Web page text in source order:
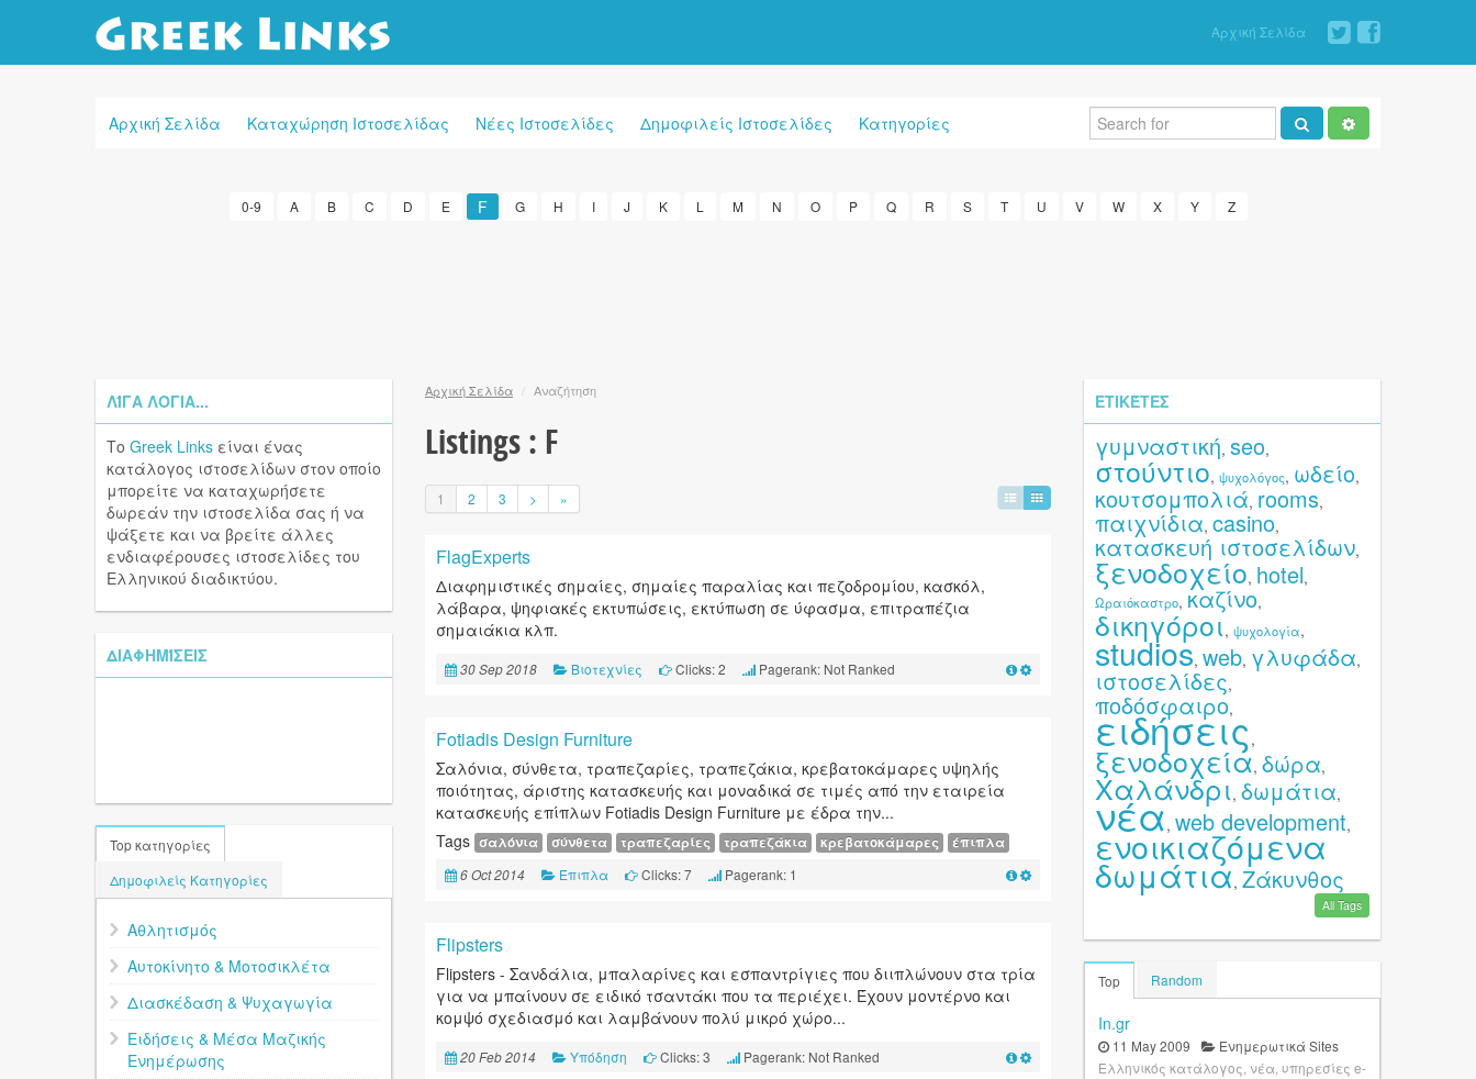
Αρχική Σελίδα
Αρχική Σελίδα Καταχώρηση Ιστοσελίδας Νέες Ιστοσελίδες Δημοφιλείς Ιστοσελίδες Κατηγορίες
0-9 A B C D E F G H I J K L M N O P Q R S T U V W X Y Z
ΛΊΓΑ ΛΌΓΙΑ...
Το Greek Links είναι ένας
κατάλογος ιστοσελίδων στον οποίο
μπορείτε να καταχωρήσετε
δωρεάν την ιστοσελίδα σας ή να
ψάξετε και να βρείτε άλλες
ενδιαφέρουσες ιστοσελίδες του
Ελληνικού διαδικτύου.
ΔΙΑΦΗΜΊΣΕΙΣ
Top κατηγορίες
Δημοφιλείς Κατηγορίες
Αθλητισμός
Αυτοκίνητο & Μοτοσικλέτα
Διασκέδαση & Ψυχαγωγία
Ειδήσεις & Μέσα Μαζικής
Ενημέρωσης
Αρχική Σελίδα / Αναζήτηση
Listings : F
1 2 3 > »
FlagExperts
Διαφημιστικές σημαίες, σημαίες παραλίας και πεζοδρομίου, κασκόλ,
λάβαρα, ψηφιακές εκτυπώσεις, εκτύπωση σε ύφασμα, επιτραπέζια
σημαιάκια κλπ.
30 Sep 2018 Βιοτεχνίες Clicks: 2 Pagerank: Not Ranked
Fotiadis Design Furniture
Σαλόνια, σύνθετα, τραπεζαρίες, τραπεζάκια, κρεβατοκάμαρες υψηλής
ποιότητας, άριστης κατασκευής και μοναδικά σε τιμές από την εταιρεία
κατασκευής επίπλων Fotiadis Design Furniture με έδρα την...
Tags σαλόνια σύνθετα τραπεζαρίες τραπεζάκια κρεβατοκάμαρες έπιπλα
6 Oct 2014 Έπιπλα Clicks: 7 Pagerank: 1
Flipsters
Flipsters - Σανδάλια, μπαλαρίνες και εσπαντρίγιες που διιπλώνουν στα τρία
για να μπαίνουν σε ειδικό τσαντάκι που τα περιέχει. Έχουν μοντέρνο και
κομψό σχεδιασμό και λαμβάνουν πολύ μικρό χώρο...
20 Feb 2014 Υπόδηση Clicks: 3 Pagerank: Not Ranked
ΕΤΙΚΈΤΕΣ
γυμναστική, seo,
στούντιο, ψυχολόγος, ωδείο,
κουτσομπολιά, rooms,
παιχνίδια, casino,
κατασκευή ιστοσελίδων,
ξενοδοχείο, hotel,
Ωραιόκαστρο, καζίνο,
δικηγόροι, ψυχολογία,
studios, web, γλυφάδα,
ιστοσελίδες,
ποδόσφαιρο,
ειδήσεις ,
ξενοδοχεία, δώρα,
Χαλάνδρι, δωμάτια,
νέα, web development,
ενοικιαζόμενα
δωμάτια, Ζάκυνθος
All Tags
Top Random
In.gr
11 May 2009
Ενημερωτικά Sites
Ελληνικός κατάλογος, νέα, υπηρεσίες e-